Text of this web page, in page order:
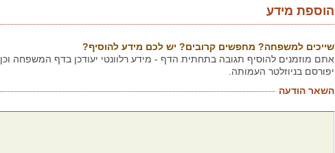
הוספת מידע
שייכים למשפחה? מחפשים קרובים? יש לכם מידע להוסיף?
אתם מוזמנים להוסיף תגובה בתחתית הדף - מידע רלוונטי יעודכן בדף המשפחה וכן
יפורסם בניוזלטר העמותה.
השאר הודעה